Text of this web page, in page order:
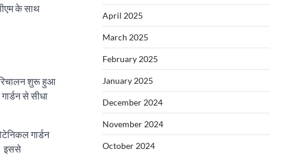
के साथ
शुरू हुआ
से सीधा
गार्डन
इससे
April 2025
March 2025
February 2025
January 2025
December 2024
November 2024
October 2024